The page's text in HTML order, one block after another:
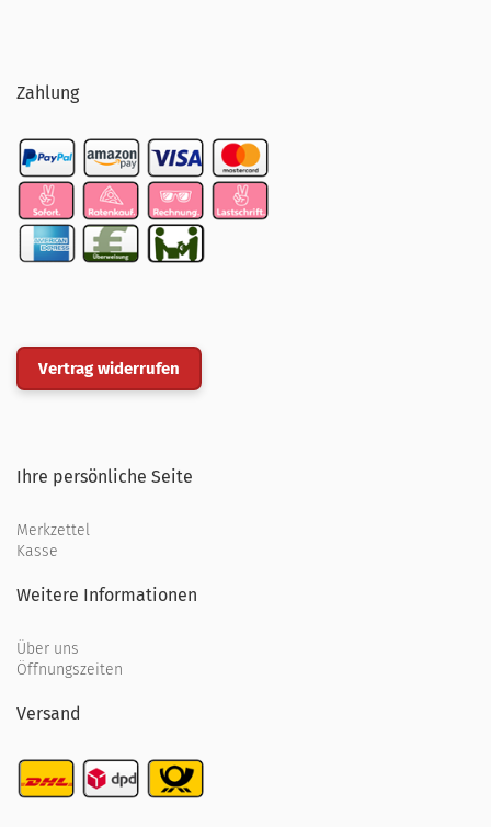
Zahlung
Vertrag widerrufen
Ihre persönliche Seite
Merkzettel
Kasse
Weitere Informationen
Über uns
Öffnungszeiten
Versand